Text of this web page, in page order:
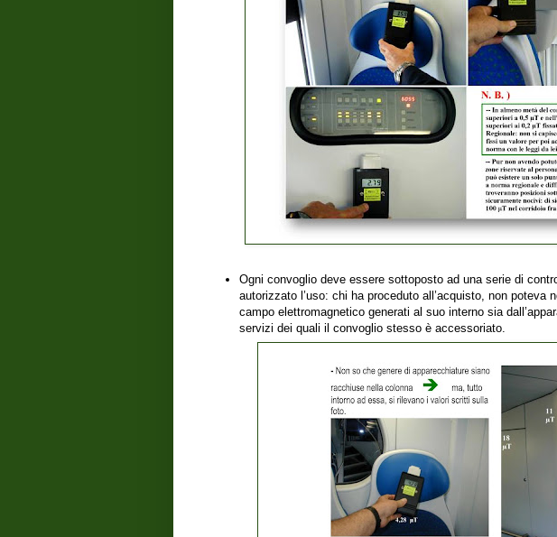
Ogni convoglio deve essere sottoposto ad una serie di
autorizzato l’uso: chi ha proceduto all’acquisto, non poteva
campo elettromagnetico generati al suo interno sia
servizi dei quali il convoglio stesso è accessoriato.